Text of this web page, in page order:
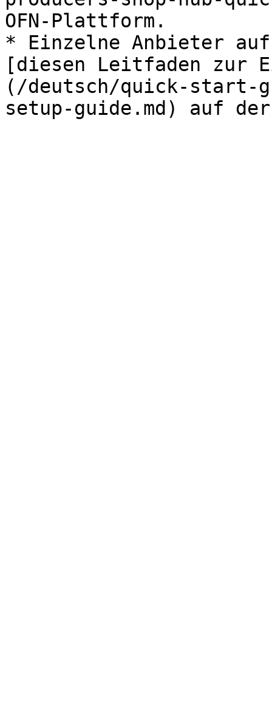
OFN-Plattform.
* Einzelne Anbieter
[diesen Leitfaden zur
(/deutsch/quick-start-